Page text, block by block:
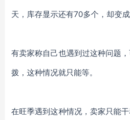
天，库存显示还有70多个，却变成
有卖家称自己也遇到过这种问题
拨，这种情况就只能等。
在旺季遇到这种情况，卖家只能